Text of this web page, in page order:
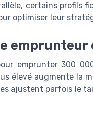
certains profils
optimiser leur
emprunter 300
élevé augmente la
ajustent parfois le